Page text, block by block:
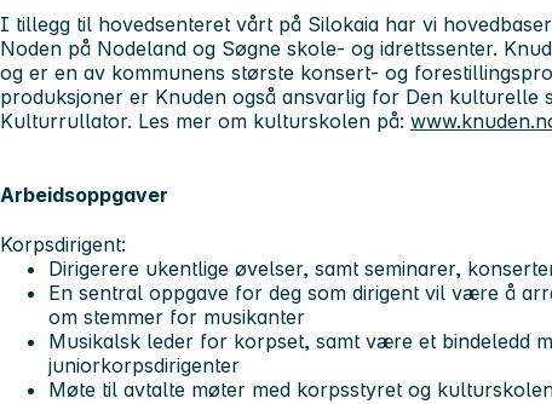
I tillegg til hovedsenteret vårt på Silokaia har vi
Noden på Nodeland og Søgne skole- og idrettssenter.
og er en av kommunens største konsert- og
produksjoner er Knuden også ansvarlig for Den kulturelle
Kulturrullator. Les mer om kulturskolen på:
Arbeidsoppgaver
Korpsdirigent:
Dirigerere ukentlige øvelser, samt seminarer,
En sentral oppgave for deg som dirigent vil være å
om stemmer for musikanter
Musikalsk leder for korpset, samt være et bindeledd
juniorkorpsdirigenter
Møte til avtalte møter med korpsstyret og